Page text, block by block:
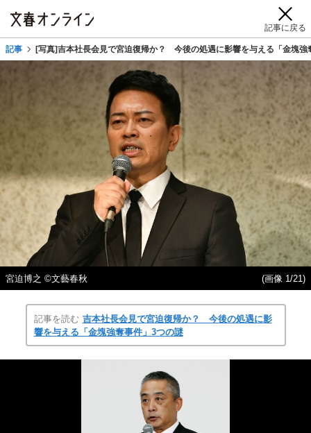
記事に戻る
記事 [写真]吉本社長会見で宮迫復帰か？ 今後の処遇に影響を与える「金塊強
宮迫博之 ©文藝春秋 (画像 1/21)
記事を読む 吉本社長会見で宮迫復帰か？ 今後の処遇に影
響を与える「金塊強奪事件」3つの謎